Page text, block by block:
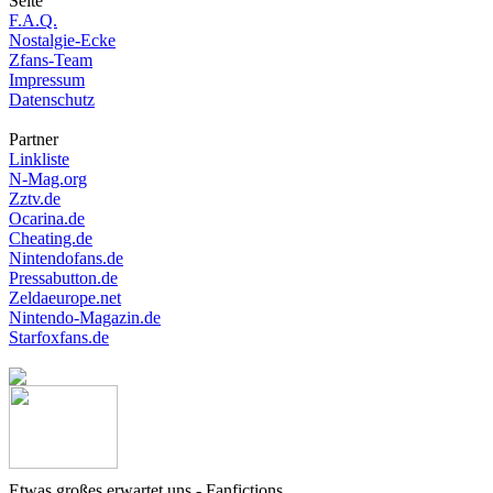
F.A.Q.
Nostalgie-Ecke
Zfans-Team
Impressum
Datenschutz
Partner
Linkliste
N-Mag.org
Zztv.de
Ocarina.de
Cheating.de
Nintendofans.de
Pressabutton.de
Zeldaeurope.net
Nintendo-Magazin.de
Starfoxfans.de